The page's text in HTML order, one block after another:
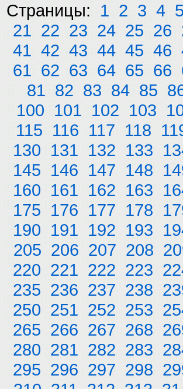
Страницы: 1 2 3 4 5
21 22 23 24 25 26
41 42 43 44 45 46
61 62 63 64 65 66
81 82 83 84 85
100 101 102 103
115 116 117 118
130 131 132 133
145 146 147 148
160 161 162 163
175 176 177 178
190 191 192 193
205 206 207 208
220 221 222 223
235 236 237 238
250 251 252 253
265 266 267 268
280 281 282 283
295 296 297 298